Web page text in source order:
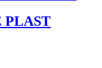
PLAST